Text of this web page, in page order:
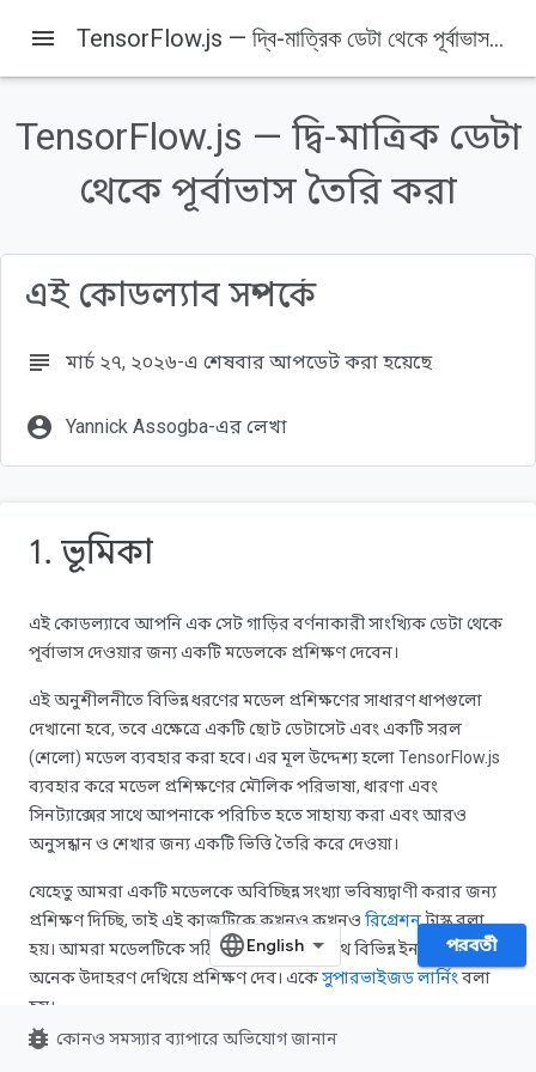
Codelabs
আপনি যা তৈরি করবেন
আপনি যা শিখবেন
আপনার যা যা লাগবে
menu TensorFlow.js — দ্বি-মাত্রিক ডেটা থেকে পূর্বাভাস তৈরি করা
TensorFlow.js — দ্বি-মাত্রিক ডেটা
থেকে পূর্বাভাস তৈরি করা
এই কোডল্যাব সম্পর্কে
subject মার্চ ২৭, ২০২৬-এ শেষবার আপডেট করা হয়েছে
account_circle Yannick Assogba-এর লেখা
1. ভূমিকা
এই কোডল্যাবে আপনি এক সেট গাড়ির বর্ণনাকারী সাংখ্যিক ডেটা থেকে
পূর্বাভাস দেওয়ার জন্য একটি মডেলকে প্রশিক্ষণ দেবেন।
এই অনুশীলনীতে বিভিন্ন ধরণের মডেল প্রশিক্ষণের সাধারণ ধাপগুলো
দেখানো হবে, তবে এক্ষেত্রে একটি ছোট ডেটাসেট এবং একটি সরল
(শেলো) মডেল ব্যবহার করা হবে। এর মূল উদ্দেশ্য হলো TensorFlow.js
ব্যবহার করে মডেল প্রশিক্ষণের মৌলিক পরিভাষা, ধারণা এবং
সিনট্যাক্সের সাথে আপনাকে পরিচিত হতে সাহায্য করা এবং আরও
অনুসন্ধান ও শেখার জন্য একটি ভিত্তি তৈরি করে দেওয়া।
যেহেতু আমরা একটি মডেলকে অবিচ্ছিন্ন সংখ্যা ভবিষ্যদ্বাণী করার জন্য
প্রশিক্ষণ দিচ্ছি, তাই এই কাজটিকে কখনও কখনও রিগ্রেশনটাস্ক বলা
হয়। আমরা মডেলটিকে সঠিক আউটপুটের সাথে বিভিন্ন ইনপুটের
অনেক উদাহরণ দেখিয়ে প্রশিক্ষণ দেব। একেসুপারভাইজড লার্নিং বলা
হয়।
আপনি যা তৈরি করবেন
পরবর্তী
bug_report কোনও সমস্যার ব্যাপারে অভিযোগ জানান